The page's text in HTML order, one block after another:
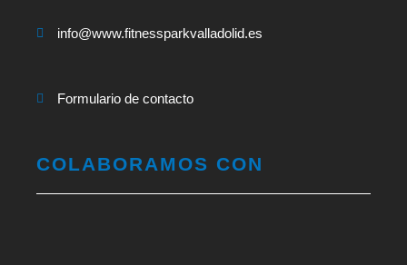
info@www.fitnessparkvalladolid.es
Formulario de contacto
COLABORAMOS CON